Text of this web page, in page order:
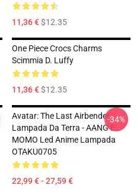
11,36 €$12.35
One Piece Crocs Charms
Scimmia D. Luffy
11,36 €$12.35
Avatar: The Last Airbender
Lampada Da Terra - AANG E
MOMO Led Anime Lampada
OTAKU0705
22,99 € - 27,59 €
-34%